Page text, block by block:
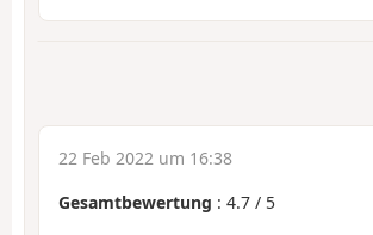
22 Feb 2022 um 16:38
Gesamtbewertung : 4.7 / 5